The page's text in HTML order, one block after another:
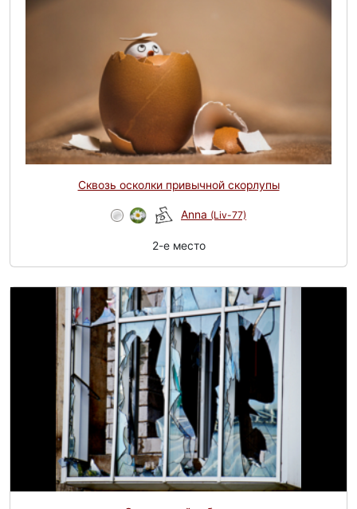
Сквозь осколки привычной скорлупы
Anna (Liv-77)
2-e место